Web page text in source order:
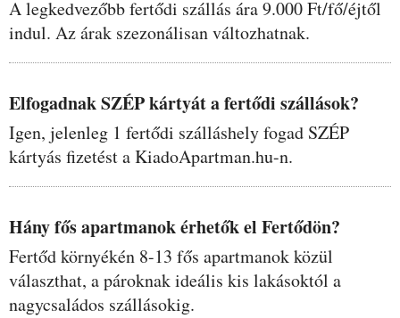
A legkedvezőbb fertődi szállás ára 9.000 Ft/fő/éjtől
indul. Az árak szezonálisan változhatnak.
Elfogadnak SZÉP kártyát a fertődi szállások?
Igen, jelenleg 1 fertődi szálláshely fogad SZÉP
kártyás fizetést a KiadoApartman.hu-n.
Hány fős apartmanok érhetők el Fertődön?
Fertőd környékén 8-13 fős apartmanok közül
választhat, a pároknak ideális kis lakásoktól a
nagycsaládos szállásokig.